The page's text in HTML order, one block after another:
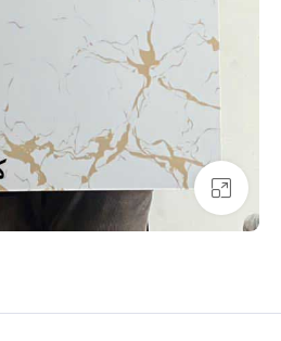
بزرگنمایی تصویر